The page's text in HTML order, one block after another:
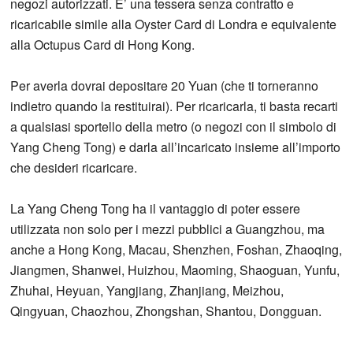
negozi autorizzati. E’ una tessera senza contratto e
ricaricabile simile alla Oyster Card di Londra e equivalente
alla Octupus Card di Hong Kong.
Per averla dovrai depositare 20 Yuan (che ti torneranno
indietro quando la restituirai). Per ricaricarla, ti basta recarti
a qualsiasi sportello della metro (o negozi con il simbolo di
Yang Cheng Tong) e darla all’incaricato insieme all’importo
che desideri ricaricare.
La Yang Cheng Tong ha il vantaggio di poter essere
utilizzata non solo per i mezzi pubblici a Guangzhou, ma
anche a Hong Kong, Macau, Shenzhen, Foshan, Zhaoqing,
Jiangmen, Shanwei, Huizhou, Maoming, Shaoguan, Yunfu,
Zhuhai, Heyuan, Yangjiang, Zhanjiang, Meizhou,
Qingyuan, Chaozhou, Zhongshan, Shantou, Dongguan.